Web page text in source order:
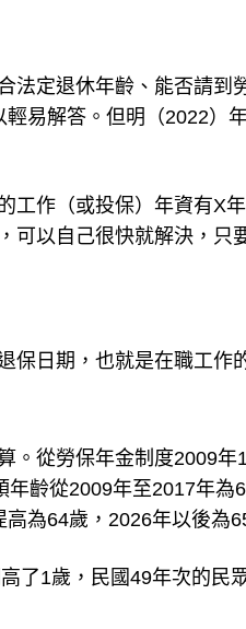
法定退休年齡、能否請
易解答。但明（2022）
工作（或投保）年資有X
可以自己很快就解決，只
保日期，也就是在職工作
。從勞保年金制度2009
齡從2009年至2017年
為64歲，2026年以後為
了1歲，民國49年次的民